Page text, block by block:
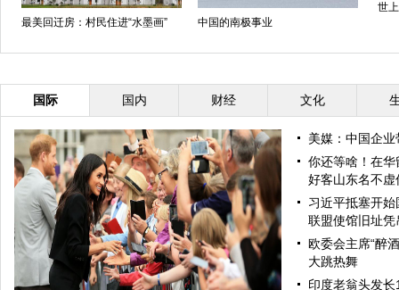
最美回迁房：村民住进“水墨画” 中国的南极事业
世
国际 国内 财经 文化
美媒：中国企
你还等啥！在
好客山东名不虚
习近平抵塞开
联盟使馆旧址凭
欧委会主席“醉
大跳热舞
印度老翁头发